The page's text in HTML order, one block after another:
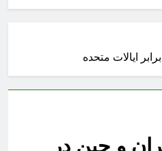
ایالات متحده
و چین در